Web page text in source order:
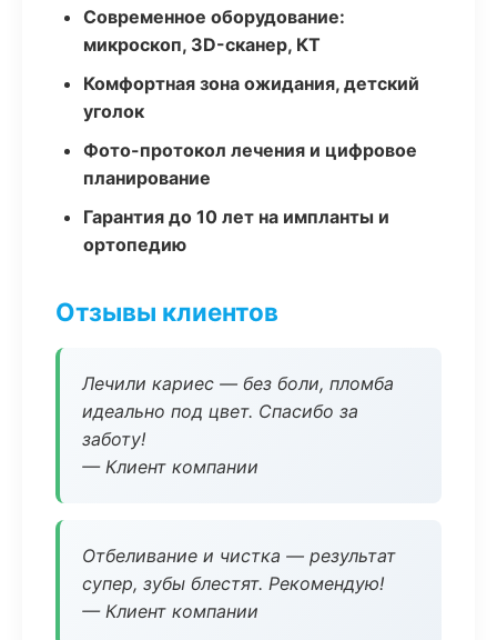
Современное оборудование:
микроскоп, 3D-сканер, КТ
Комфортная зона ожидания, детский
уголок
Фото-протокол лечения и цифровое
планирование
Гарантия до 10 лет на импланты и
ортопедию
Отзывы клиентов
Лечили кариес — без боли, пломба
идеально под цвет. Спасибо за
заботу!
— Клиент компании
Отбеливание и чистка — результат
супер, зубы блестят. Рекомендую!
— Клиент компании